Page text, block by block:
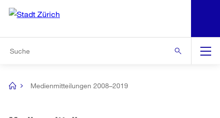
Navigation
[no
Medienmitteilungen 2008–2019